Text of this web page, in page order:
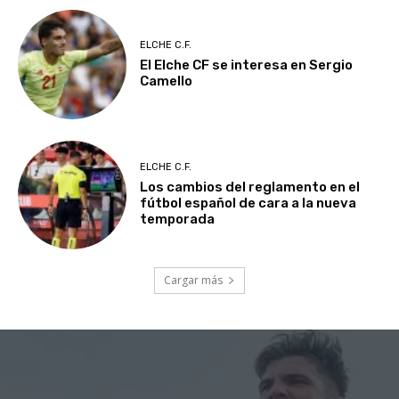
ELCHE C.F.
El Elche CF se interesa en Sergio
Camello
ELCHE C.F.
Los cambios del reglamento en el
fútbol español de cara a la nueva
temporada
Cargar más